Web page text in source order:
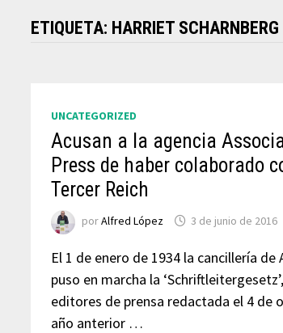
ETIQUETA: HARRIET SCHARNBERG
UNCATEGORIZED
Acusan a la agencia
Press de haber colaborado
Tercer Reich
porAlfred López 3 de junio de 2016
El 1 de enero de 1934 la cancillería
puso en marcha la
editores de prensa redactada el 4 de
año anterior …